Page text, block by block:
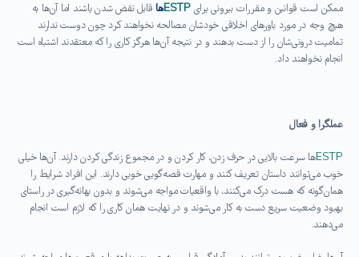
ممکن است قوانین و مقررات بیرونی برایESTPها قابل نقض شدن باشند اما آن‌ها به
هیچ وجه در مورد باورهای اخلاقی خودشان مصالحه نخواهند کرد چون دوست ندارند
تمامیت درونی‌شان را از دست بدهند و در نتیجه آن‌ها هرگز کاری را که معتقدند اشتباه است
انجام نخواهند داد.
عملگرا و فعال
ESTPها سرعت بالایی در حرف زدن، کار کردن و در مجموع زندگی کردن دارند. آن‌ها خیلی
خوب می‌توانند داستان تعریف کنند و مهارت قصه‌گویی خوبی دارند. این افراد شرایط را
همان‌گونه که هست درک می‌کنند، با واقعیات مواجه می‌شوند و بدون بهانه‌گیری در راستای
بهبود وضعیت سریع دست به کار می‌شوند و در نهایت همان کاری را که لازم است انجام
می‌دهند.